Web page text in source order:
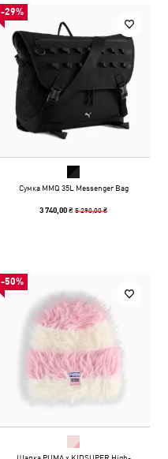
-29%
Сумка MMQ 35L Messenger Bag
3 740,00 ₴5 290,00 ₴
-50%